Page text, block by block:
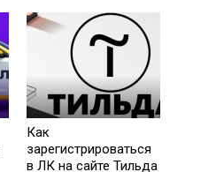
Как
зарегистрироваться
в ЛК на сайте Тильда